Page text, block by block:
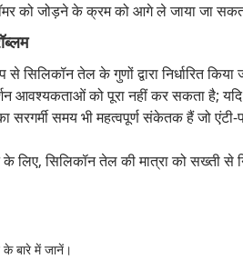
को जोड़ने के क्रम को आगे ले जाया जा
सिलिकॉन तेल के गुणों द्वारा निर्धारित
आवश्यकताओं को पूरा नहीं कर सकता है;
समय भी महत्वपूर्ण संकेतक हैं जो एंटी-
के लिए, सिलिकॉन तेल की मात्रा को
बारे में जानें।